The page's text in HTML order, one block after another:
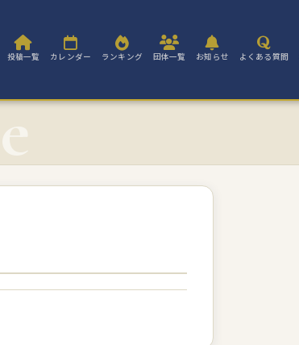
投稿一覧 カレンダー ランキング 団体一覧 お知らせ よくある質問